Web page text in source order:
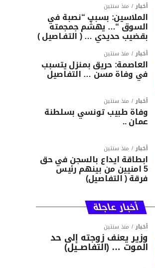
أخبار منذ سنتين
الملاسين: بسبب “نصبة في
السوق “… يهشّم جمجمته
بقضيب حديدي … ( التفـاصيل )
أخبار منذ سنتين
العاصمة: حريق بمنزل يتسبب
في وفاة مسن … التفاصيل
أخبار منذ سنتين
وفاة طبيب تونسي بسلطنة
عمان ..
أخبار منذ سنتين
ابطاقة ايداع بالسجن في حق
5 امنيين من بينهم رئيس
فرقة ( التفاصيل)
أخبار عاجلة
أخبار منذ سنتين
وزير يعنف زوجته إلى حد
الموت … (التفاصــيل)